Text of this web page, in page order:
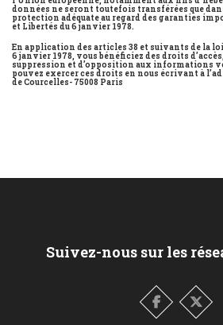
données ne seront toutefois transférées que
protection adéquate au regard des garanties
et Libertés du 6 janvier 1978.
En application des articles 38 et suivants de la
6 janvier 1978, vous bénéficiez des droits
suppression et d’opposition aux informations
pouvez exercer ces droits en nous écrivant à
de Courcelles- 75008 Paris
Suivez-nous sur les